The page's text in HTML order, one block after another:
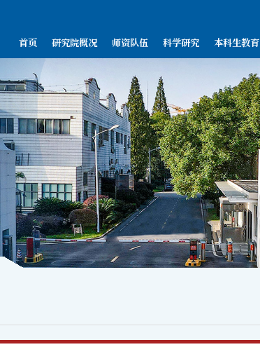
首页 研究院概况 师资队伍 科学研究 本科生教育